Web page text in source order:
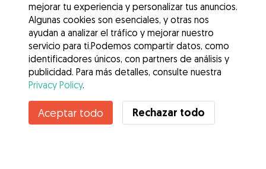
mejorar tu experiencia y personalizar tus anuncios.
Algunas cookies son esenciales, y otras nos
ayudan a analizar el tráfico y mejorar nuestro
servicio para ti.Podemos compartir datos, como
identificadores únicos, con partners de análisis y
publicidad. Para más detalles, consulte nuestra
Privacy Policy.
Aceptar todo Rechazar todo